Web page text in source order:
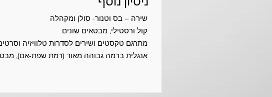
שירה – בס וטנור- סולן ומקהלה
קול ורסטילי, מבטאים שונים
מתרגם טקסטים ושירים לסדרות טלוויזיה
אנגלית ברמה גבוהה מאוד (רמת שפת-אם),